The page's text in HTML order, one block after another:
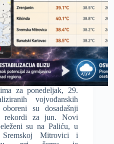
za ponedeljak, 29.
vojvođanskih
su dosadašnji
rekordi za jun. Novi
su na Paliću, u
Mitrovici i